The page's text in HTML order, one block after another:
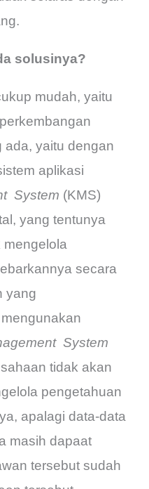
solusinya?
mudah, yaitu
ada, yaitu dengan
aplikasi
System (KMS)
yang tentunya
mengelola
secara
yang
System
tidak akan
pengetahuan
apalagi data-data
masih dapaat
tersebut sudah